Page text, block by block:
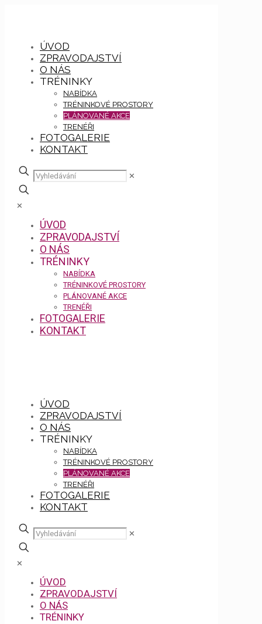
ÚVOD
ZPRAVODAJSTVÍ
O NÁS
TRÉNINKY
NABÍDKA
TRÉNINKOVÉ PROSTORY
PLÁNOVANÉ AKCE
TRENÉŘI
FOTOGALERIE
KONTAKT
✕
✕
ÚVOD
ZPRAVODAJSTVÍ
O NÁS
TRÉNINKY
NABÍDKA
TRÉNINKOVÉ PROSTORY
PLÁNOVANÉ AKCE
TRENÉŘI
FOTOGALERIE
KONTAKT
ÚVOD
ZPRAVODAJSTVÍ
O NÁS
TRÉNINKY
NABÍDKA
TRÉNINKOVÉ PROSTORY
PLÁNOVANÉ AKCE
TRENÉŘI
FOTOGALERIE
KONTAKT
✕
✕
ÚVOD
ZPRAVODAJSTVÍ
O NÁS
TRÉNINKY